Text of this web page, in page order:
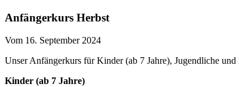
Anfängerkurs Herbst
Vom 16. September 2024
Unser Anfängerkurs für Kinder (ab 7 Jahre), Jugendliche
Kinder (ab 7 Jahre)